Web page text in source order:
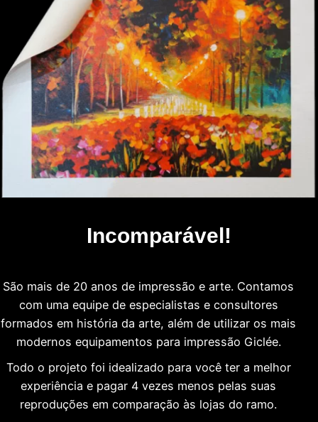
Incomparável!
São mais de 20 anos de impressão e arte. Contamos
com uma equipe de especialistas e consultores
formados em história da arte, além de utilizar os mais
modernos equipamentos para impressão Giclée.
Todo o projeto foi idealizado para você ter a melhor
experiência e pagar 4 vezes menos pelas suas
reproduções em comparação às lojas do ramo.